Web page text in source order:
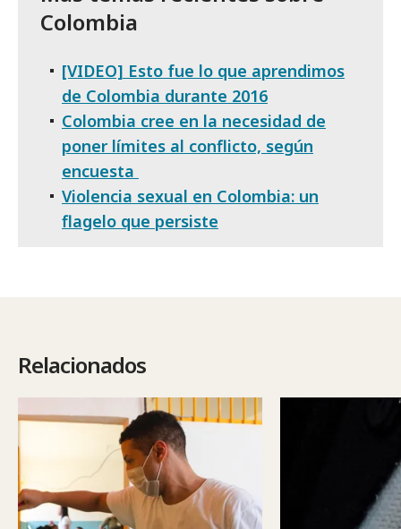
Colombia
[VIDEO] Esto fue lo que aprendimos
de Colombia durante 2016
Colombia cree en la necesidad de
poner límites al conflicto, según
encuesta
Violencia sexual en Colombia: un
flagelo que persiste
Relacionados